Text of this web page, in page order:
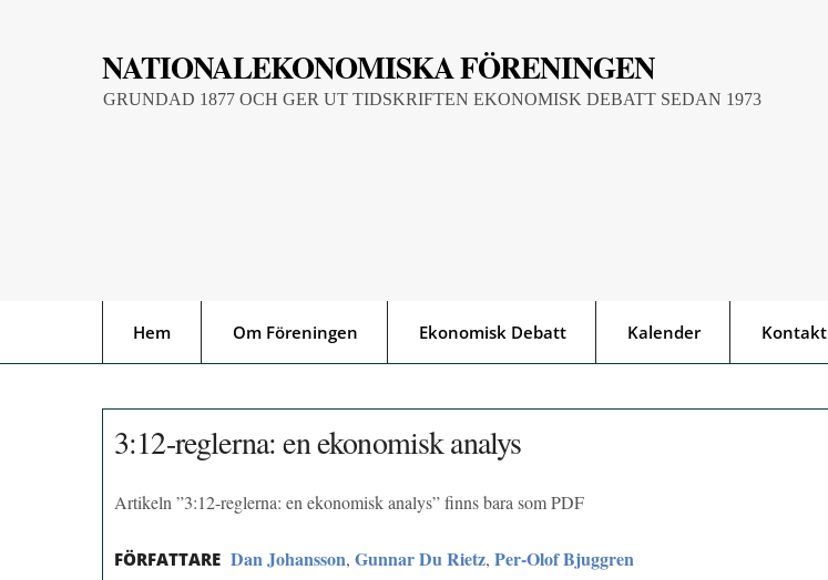
NATIONALEKONOMISKA FÖRENINGEN
GRUNDAD 1877 OCH GER UT TIDSKRIFTEN EKONOMISK DEBATT SEDAN 1973
Hem Om Föreningen Ekonomisk Debatt Kalender Kontakt
3:12-reglerna: en ekonomisk analys
Artikeln ”3:12-reglerna: en ekonomisk analys” finns bara som PDF
FÖRFATTARE Dan Johansson, Gunnar Du Rietz, Per-Olof Bjuggren